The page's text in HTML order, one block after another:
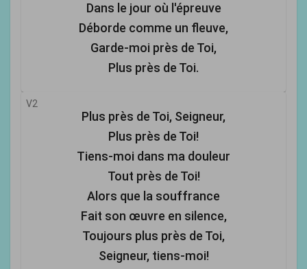
Dans le jour où l'épreuve
Déborde comme un fleuve,
Garde-moi près de Toi,
Plus près de Toi.
V2
Plus près de Toi, Seigneur,
Plus près de Toi!
Tiens-moi dans ma douleur
Tout près de Toi!
Alors que la souffrance
Fait son œuvre en silence,
Toujours plus près de Toi,
Seigneur, tiens-moi!